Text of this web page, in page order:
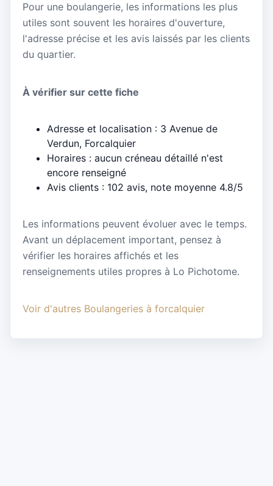
Pour une boulangerie, les informations les plus
utiles sont souvent les horaires d'ouverture,
l'adresse précise et les avis laissés par les clients
du quartier.
À vérifier sur cette fiche
Adresse et localisation : 3 Avenue de
Verdun, Forcalquier
Horaires : aucun créneau détaillé n'est
encore renseigné
Avis clients : 102 avis, note moyenne 4.8/5
Les informations peuvent évoluer avec le temps.
Avant un déplacement important, pensez à
vérifier les horaires affichés et les
renseignements utiles propres à Lo Pichotome.
Voir d'autres Boulangeries à forcalquier